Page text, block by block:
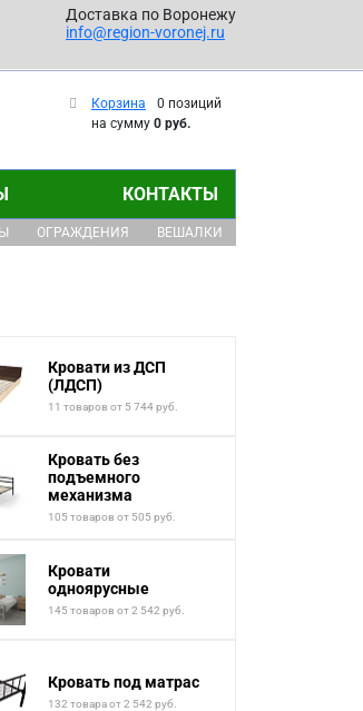
Доставка по Воронежу
info@region-voronej.ru
Корзина
0 позиций
на сумму 0 руб.
КОНТАКТЫ
ОГРАЖДЕНИЯ ВЕШАЛКИ
Кровати из ДСП
(ЛДСП)
11 товаров от 5 744 руб.
Кровать без
подъемного
механизма
105 товаров от 505 руб.
Кровати
одноярусные
145 товаров от 2 542 руб.
Кровать под матрас
132 товара от 2 542 руб.